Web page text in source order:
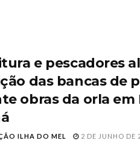
e pescadores
das bancas de
obras da orla em
ILHA DO MEL 2 DE JUNHO DE